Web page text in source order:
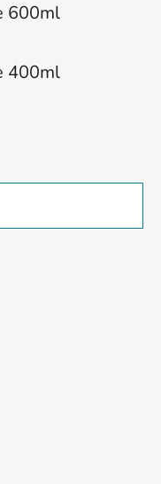
600ml
400ml